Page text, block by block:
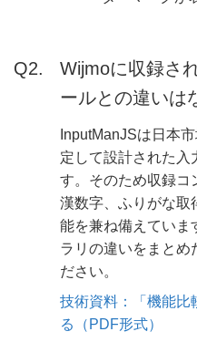
Wijmoに収録さ
ールとの違いは
InputManJSは日本
定して設計された入
す。そのため収録コ
漢数字、ふりがな取
能を兼ね備えていま
ラリの違いをまとめ
ださい。
技術資料：「機能比
る（PDF形式）